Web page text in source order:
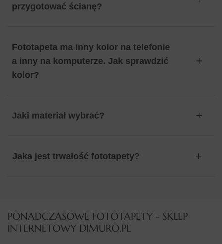
przygotować ścianę?
Fototapeta ma inny kolor na telefonie
a inny na komputerze. Jak sprawdzić
kolor?
Jaki materiał wybrać?
Jaka jest trwałość fototapety?
PONADCZASOWE FOTOTAPETY - SKLEP
INTERNETOWY DIMURO.PL​